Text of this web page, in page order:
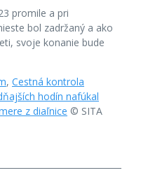
promile a pri
bol zadržaný a ako
svoje konanie bude
, Cestná kontrola
hodín nafúkal
z diaľnice © SITA